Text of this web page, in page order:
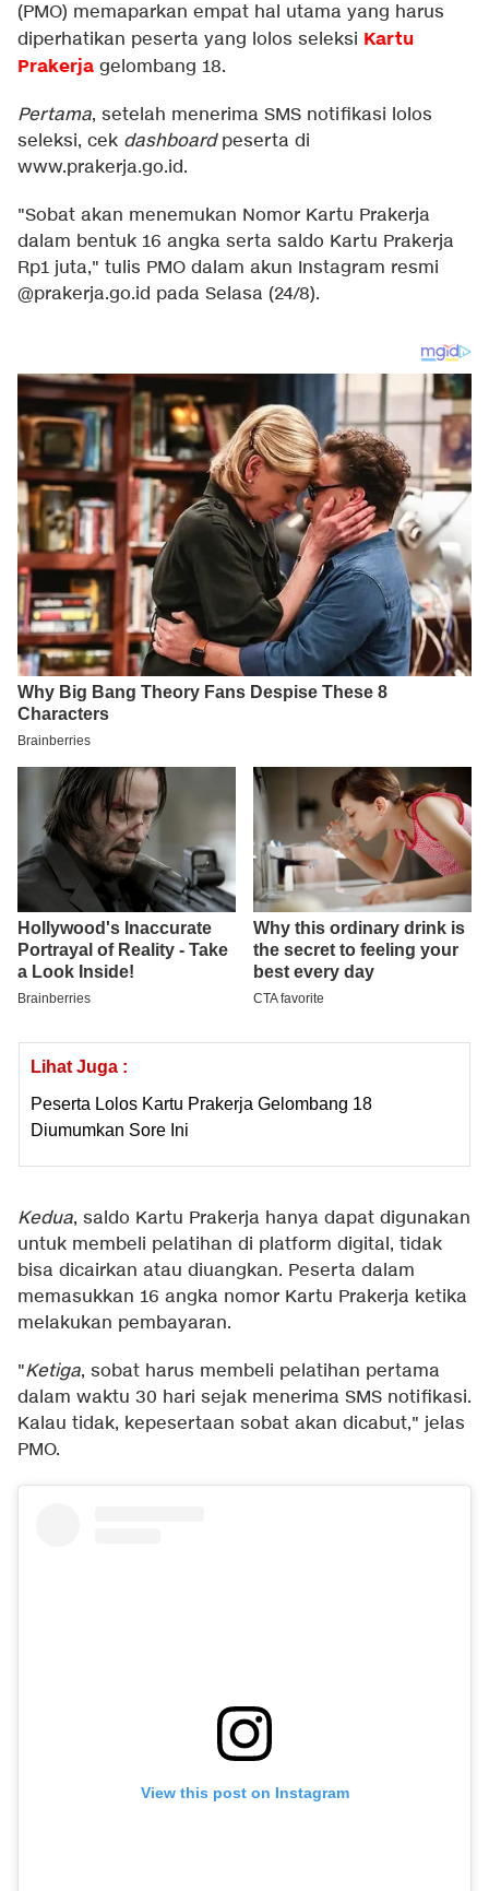
(PMO) memaparkan empat hal utama yang harus
diperhatikan peserta yang lolos seleksi Kartu
Prakerja gelombang 18.
Pertama, setelah menerima SMS notifikasi lolos
seleksi, cek dashboardpeserta di
www.prakerja.go.id.
"Sobat akan menemukan Nomor Kartu Prakerja
dalam bentuk 16 angka serta saldo Kartu Prakerja
Rp1 juta," tulis PMO dalam akun Instagram resmi
@prakerja.go.id pada Selasa (24/8).
Lihat Juga :
Peserta Lolos Kartu Prakerja Gelombang 18
Diumumkan Sore Ini
Kedua, saldo Kartu Prakerja hanya dapat digunakan
untuk membeli pelatihan di platform digital, tidak
bisa dicairkan atau diuangkan. Peserta dalam
memasukkan 16 angka nomor Kartu Prakerja ketika
melakukan pembayaran.
"Ketiga, sobat harus membeli pelatihan pertama
dalam waktu 30 hari sejak menerima SMS notifikasi.
Kalau tidak, kepesertaan sobat akan dicabut," jelas
PMO.
View this post on Instagram